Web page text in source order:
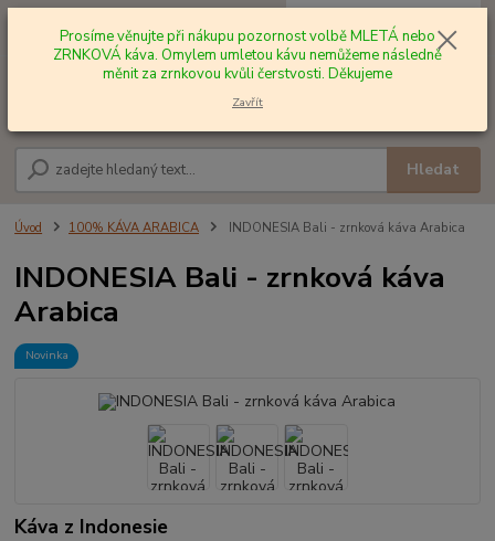
Hledat
+420 602 577 209 za0,00 Kč
Úvod 100% KÁVA ARABICA INDONESIA Bali - zrnková káva Arabica
INDONESIA Bali - zrnková káva
Arabica
Novinka
Káva z Indonesie
Prosíme věnujte při nákupu pozornost volbě MLETÁ nebo
ZRNKOVÁ káva. Omylem umletou kávu nemůžeme následně
měnit za zrnkovou kvůli čerstvosti. Děkujeme
Zavřít